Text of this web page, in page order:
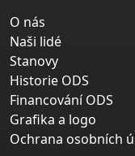
O nás
Naši lidé
Stanovy
Historie ODS
Financování ODS
Grafika a logo
Ochrana osobních